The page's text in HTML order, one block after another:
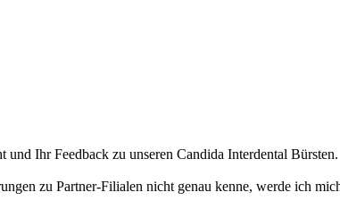
Ihr Feedback zu unseren Candida Interdental Bürsten.
zu Partner-Filialen nicht genau kenne, werde ich